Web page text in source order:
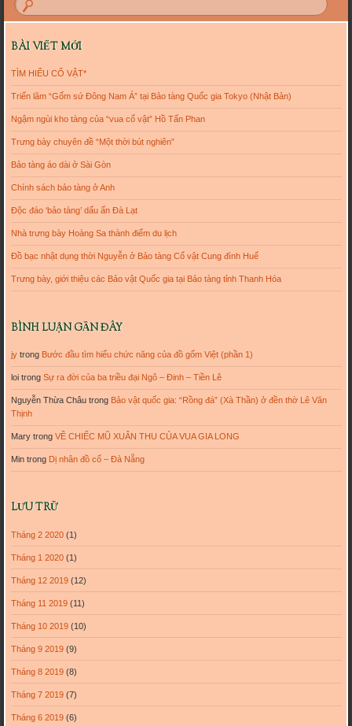
BÀI VIẾT MỚI
TÌM HIỂU CỔ VẬT*
Triển lãm “Gốm sứ Đông Nam Á” tại Bảo tàng Quốc gia Tokyo (Nhật Bản)
Ngậm ngùi kho tàng của “vua cổ vật” Hồ Tấn Phan
Trưng bày chuyên đề “Một thời bút nghiên”
Bảo tàng áo dài ở Sài Gòn
Chính sách bảo tàng ở Anh
Độc đáo ‘bảo tàng’ dấu ấn Đà Lạt
Nhà trưng bày Hoàng Sa thành điểm du lịch
Đồ bạc nhật dụng thời Nguyễn ở Bảo tàng Cổ vật Cung đình Huế
Trưng bày, giới thiệu các Bảo vật Quốc gia tại Bảo tàng tỉnh Thanh Hóa
BÌNH LUẬN GẦN ĐÂY
jytrong Bước đầu tìm hiểu chức năng của đồ gốm Việt (phần 1)
loitrong Sự ra đời của ba triều đại Ngô – Đinh – Tiền Lê
Nguyễn Thừa Châutrong Bảo vật quốc gia: “Rồng đá” (Xà Thần) ở đền thờ Lê Văn
Thịnh
Marytrong VỀ CHIẾC MŨ XUÂN THU CỦA VUA GIA LONG
Mintrong Dị nhân đồ cổ – Đà Nẵng
LƯU TRỮ
Tháng 2 2020(1)
Tháng 1 2020(1)
Tháng 12 2019(12)
Tháng 11 2019(11)
Tháng 10 2019(10)
Tháng 9 2019(9)
Tháng 8 2019(8)
Tháng 7 2019(7)
Tháng 6 2019(6)